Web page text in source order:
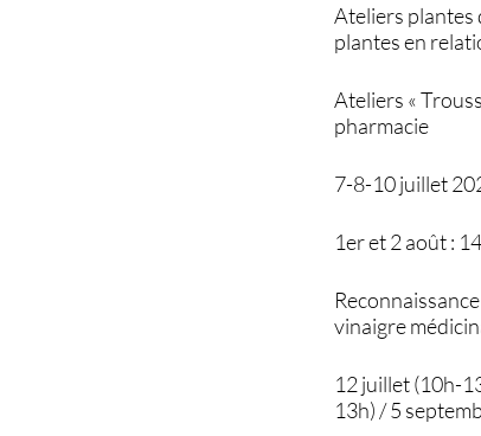
Ateliers plantes
plantes en
Ateliers «
pharmacie
7-8-10 juillet
1er et 2 août :
vinaigre
12 juillet (10h-
13h) / 5